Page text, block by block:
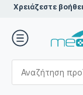
Χρειάζεστε